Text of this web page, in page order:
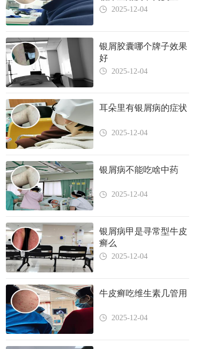
2025-12-04
银屑胶囊哪个牌子效果
好
2025-12-04
耳朵里有银屑病的症状
2025-12-04
银屑病不能吃啥中药
2025-12-04
银屑病甲是寻常型牛皮
癣么
2025-12-04
牛皮癣吃维生素几管用
2025-12-04